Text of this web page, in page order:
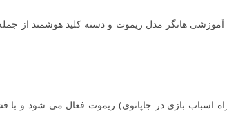
آموزشی هانگر مدل ریموت و دسته کلید هوشمند از
می دهد. تنها با 2 عدد باتری قلمی (قابل سفارش به همراه اسباب بازی در